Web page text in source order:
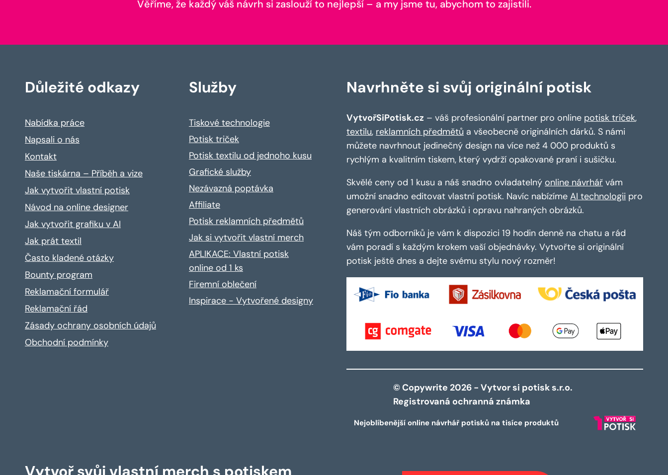
Věříme, že každý váš návrh si zaslouží to nejlepší – a my jsme tu, abychom to zajistili.
Důležité odkazy
Nabídka práce
Napsali o nás
Kontakt
Naše tiskárna – Příběh a vize
Jak vytvořit vlastní potisk
Návod na online designer
Jak vytvořit grafiku v AI
Jak prát textil
Často kladené otázky
Bounty program
Reklamační formulář
Reklamační řád
Zásady ochrany osobních údajů
Obchodní podmínky
Služby
Tiskové technologie
Potisk triček
Potisk textilu od jednoho kusu
Grafické služby
Nezávazná poptávka
Affiliate
Potisk reklamních předmětů
Jak si vytvořit vlastní merch
APLIKACE: Vlastní potisk
online od 1 ks
Firemní oblečení
Inspirace - Vytvořené designy
Navrhněte si svůj originální potisk
VytvořSiPotisk.cz – váš profesionální partner pro online potisk triček,
textilu, reklamních předmětů a všeobecně originálních dárků. S námi
můžete navrhnout jedinečný design na více než 4 000 produktů s
rychlým a kvalitním tiskem, který vydrží opakované praní i sušičku.
Skvělé ceny od 1 kusu a náš snadno ovladatelný online návrhář vám
umožní snadno editovat vlastní potisk. Navíc nabízíme AI technologii pro
generování vlastních obrázků i opravu nahraných obrázků.
Náš tým odborníků je vám k dispozici 19 hodin denně na chatu a rád
vám poradí s každým krokem vaší objednávky. Vytvořte si originální
potisk ještě dnes a dejte svému stylu nový rozměr!
© Copywrite 2026 - Vytvor si potisk s.r.o.
Registrovaná ochranná známka
Nejoblíbenější online návrhář potisků na tisíce produktů